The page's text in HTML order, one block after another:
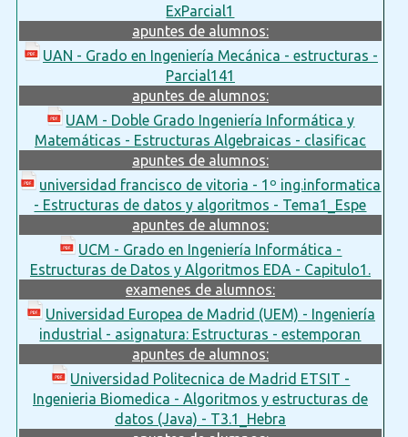
ExParcial1
apuntes de alumnos:
UAN - Grado en Ingeniería Mecánica - estructuras -
Parcial141
apuntes de alumnos:
UAM - Doble Grado Ingeniería Informática y
Matemáticas - Estructuras Algebraicas - clasificac
apuntes de alumnos:
universidad francisco de vitoria - 1º ing.informatica
- Estructuras de datos y algoritmos - Tema1_Espe
apuntes de alumnos:
UCM - Grado en Ingeniería Informática -
Estructuras de Datos y Algoritmos EDA - Capitulo1.
examenes de alumnos:
Universidad Europea de Madrid (UEM) - Ingeniería
industrial - asignatura: Estructuras - estemporan
apuntes de alumnos:
Universidad Politecnica de Madrid ETSIT -
Ingenieria Biomedica - Algoritmos y estructuras de
datos (Java) - T3.1_Hebra